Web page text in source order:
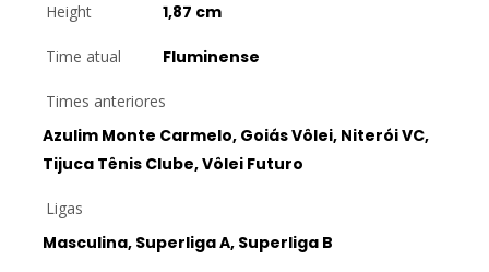
Height 1,87 cm
Time atual Fluminense
Times anteriores
Azulim Monte Carmelo, Goiás Vôlei, Niterói VC,
Tijuca Tênis Clube, Vôlei Futuro
Ligas
Masculina, Superliga A, Superliga B